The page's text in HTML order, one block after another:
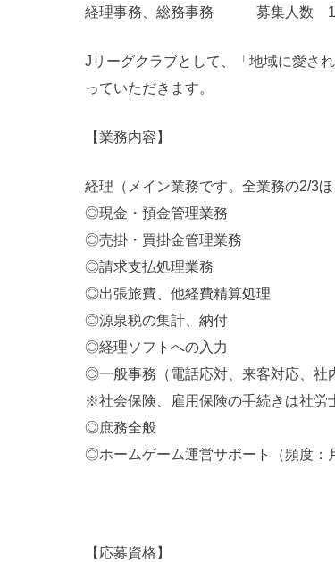
経理事務、総務事務 募集人数 1
Jリーグクラブとして、「地域に愛さ
っていただきます。
【業務内容】
経理（メイン業務です。全業務の2/3ほ
◎現金・預金管理業務
◎売掛・買掛金管理業務
◎請求支払処理業務
◎出張旅費、他経費精算処理
◎源泉税の集計、納付
◎経理ソフトへの入力
◎一般事務（電話応対、来客対応、社
※社会保険、雇用保険の手続きは社労
◎庶務全般
◎ホームゲーム運営サポート（頻度：
【応募資格】